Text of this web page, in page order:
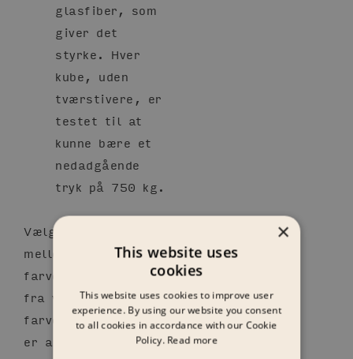
glasfiber, som
giver det
styrke. Hver
kube, uden
tværstivere, er
testet til at
kunne bære et
nedadgående
tryk på 750 kg.
Vælg i rullemenuen
mellem en række
farver og materialer
fra vores
farvekollektion, der
er arrangeret efter
×
This website uses
cookies
This website uses cookies to improve user
experience. By using our website you consent
to all cookies in accordance with our Cookie
Policy. Read more